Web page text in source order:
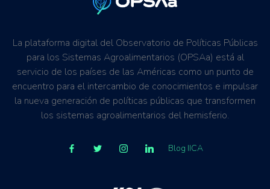
La plataforma digital del Observatorio de Políticas Públicas
para los Sistemas Agroalimentarios (OPSAa) está al
servicio de los países de las Américas como un punto de
encuentro para el intercambio de conocimientos e impulsar
la nueva generación de políticas públicas que transformen
los sistemas agroalimentarios del hemisferio.
Blog IICA